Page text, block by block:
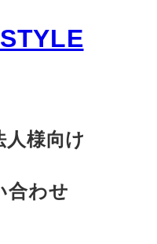
人様向け
合わせ